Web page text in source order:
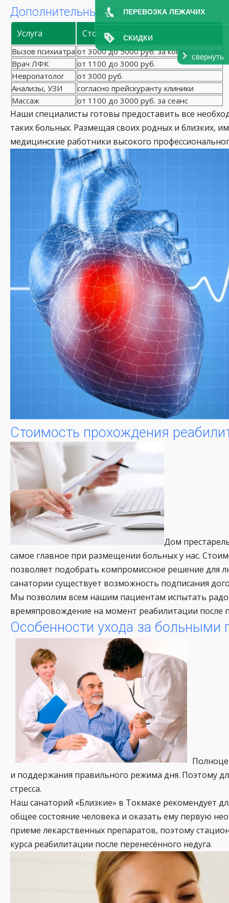
ПЕРЕВОЗКА ЛЕЖАЧИХ
СКИДКИ
свернуть
Дополнительные услуги
Услуга Стоимость
Вызов психиатра от 3000 до 5000 руб. за консультацию.
Врач ЛФК
от 1100 до 3000 руб.
Невропатолог
от 3000 руб.
Анализы, УЗИ
согласно прейскуранту клиники
Массаж
от 1100 до 3000 руб. за сеанс
Наши специалисты готовы предоставить все
таких больных. Размещая своих родных и близких,
медицинские работники высокого
Стоимость прохождения
Дом
самое главное при размещении больных у нас.
позволяет подобрать компромиссное решение
санатории существует возможность подписания
Мы позволим всем нашим пациентам испытать
времяпровождение на момент реабилитации после
Особенности ухода за больными
и поддержания правильного режима дня. Поэтому
стресса.
Наш санаторий «Близкие» в Токмаке рекомендует
общее состояние человека и оказать ему первую
приеме лекарственных препаратов, поэтому
курса реабилитации после перенесённого недуга.